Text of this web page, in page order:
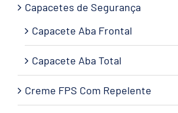
Capacetes de Segurança
Capacete Aba Frontal
Capacete Aba Total
Creme FPS Com Repelente